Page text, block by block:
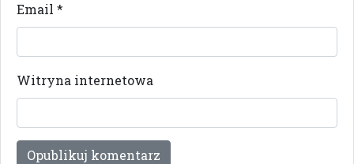
Email *
Witryna internetowa